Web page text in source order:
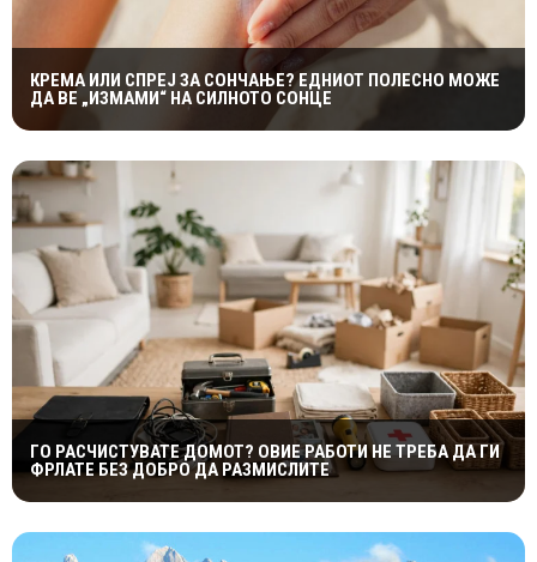
КРЕМА ИЛИ СПРЕЈ ЗА СОНЧАЊЕ? ЕДНИОТ ПОЛЕСНО МОЖЕ
ДА ВЕ „ИЗМАМИ“ НА СИЛНОТО СОНЦЕ
ГО РАСЧИСТУВАТЕ ДОМОТ? ОВИЕ РАБОТИ НЕ ТРЕБА ДА ГИ
ФРЛАТЕ БЕЗ ДОБРО ДА РАЗМИСЛИТЕ